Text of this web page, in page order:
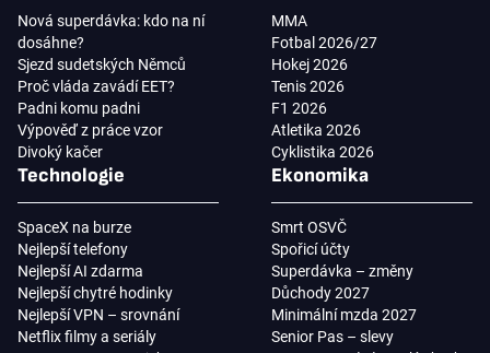
Nová superdávka: kdo na ní
dosáhne?
Sjezd sudetských Němců
Proč vláda zavádí EET?
Padni komu padni
Výpověď z práce vzor
Divoký kačer
MMA
Fotbal 2026/27
Hokej 2026
Tenis 2026
F1 2026
Atletika 2026
Cyklistika 2026
Technologie
SpaceX na burze
Nejlepší telefony
Nejlepší AI zdarma
Nejlepší chytré hodinky
Nejlepší VPN – srovnání
Netflix filmy a seriály
Ekonomika
Smrt OSVČ
Spořicí účty
Superdávka – změny
Důchody 2027
Minimální mzda 2027
Senior Pas – slevy